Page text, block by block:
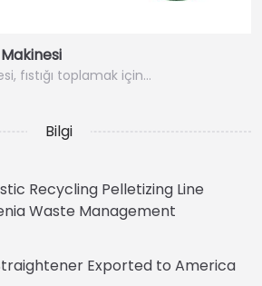
fıstığı toplamak için…
Bilgi
Recycling Pelletizing Line
Waste Management
Exported to America